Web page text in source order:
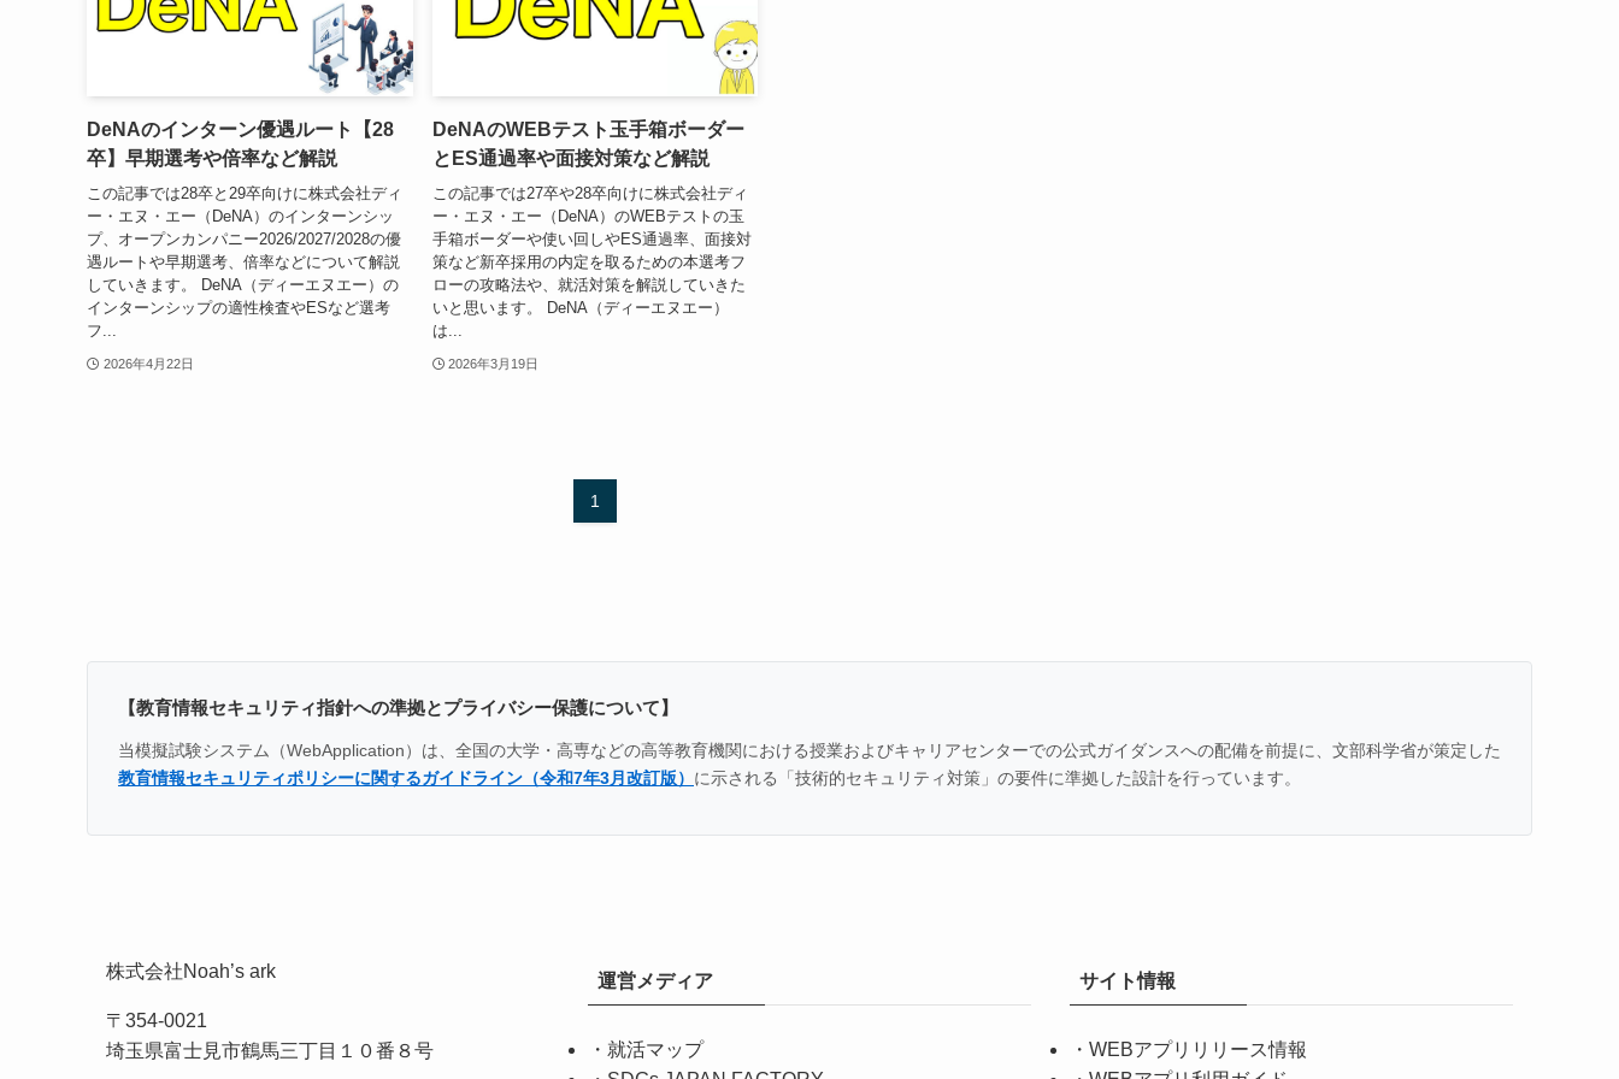
DeNAのインターン優遇ルート【28
卒】早期選考や倍率など解説
この記事では28卒と29卒向けに株式会社ディ
ー・エヌ・エー（DeNA）のインターンシッ
プ、オープンカンパニー2026/2027/2028の優
遇ルートや早期選考、倍率などについて解説
していきます。 DeNA（ディーエヌエー）の
インターンシップの適性検査やESなど選考
フ...
2026年4月22日
DeNAのWEBテスト玉手箱ボーダー
とES通過率や面接対策など解説
この記事では27卒や28卒向けに株式会社ディ
ー・エヌ・エー（DeNA）のWEBテストの玉
手箱ボーダーや使い回しやES通過率、面接対
策など新卒採用の内定を取るための本選考フ
ローの攻略法や、就活対策を解説していきた
いと思います。 DeNA（ディーエヌエー）
は...
2026年3月19日
1
【教育情報セキュリティ指針への準拠とプライバシー保護について】
当模擬試験システム（WebApplication）は、全国の大学・高専などの高等教育機関における授業およびキャリアセンターでの公式ガイダンスへの配備を前提に、文部科学省が策定した
教育情報セキュリティポリシーに関するガイドライン（令和7年3月改訂版） に示される「技術的セキュリティ対策」の要件に準拠した設計を行っています。
株式会社Noah’s ark
〒354-0021
埼玉県富士見市鶴馬三丁目１０番８号
運営メディア
・ 就活マップ
サイト情報
・ WEBアプリリリース情報